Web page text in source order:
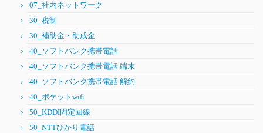
07_社内ネットワーク
30_税制
30_補助金・助成金
40_ソフトバンク携帯電話
40_ソフトバンク携帯電話 端末
40_ソフトバンク携帯電話 解約
40_ポケットwifi
50_KDDI固定回線
50_NTTひかり電話